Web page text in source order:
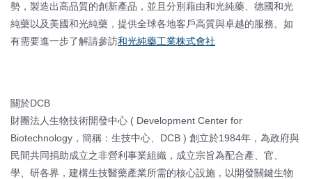
勢，製造出高品質的創新產品，並且分別藉由和光純藥、德國和光
純藥以及美國和光純藥，提供全球各地客戶高質與卓越的服務。如
有需要進一步了解請參訪和光純藥工業株式會社
關於DCB
財團法人生物技術開發中心 ( Development Center for
Biotechnology，簡稱：生技中心、DCB ) 創立於1984年，為政府與
民間共同捐助成立之非營利事業組織，成立宗旨為配合產、官、
學、研各界，建構生技醫藥產業所需的核心設施，以開發關鍵生物